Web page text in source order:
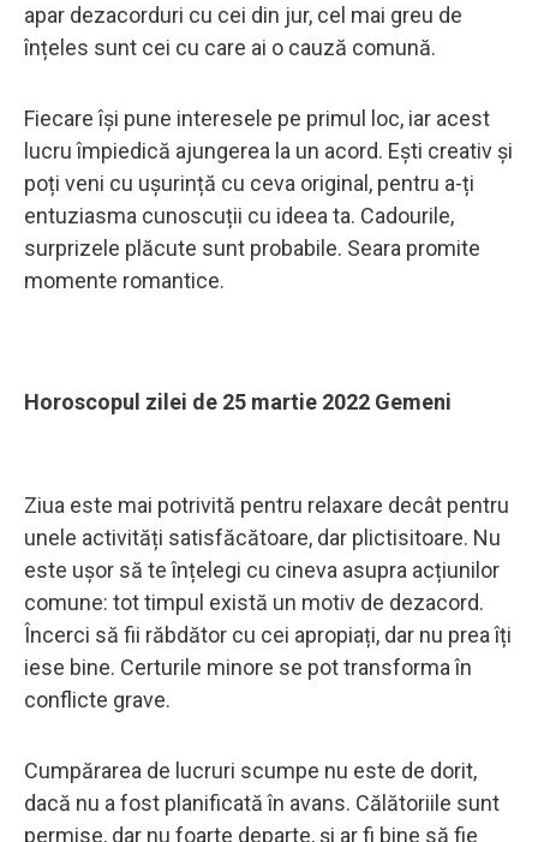
apar dezacorduri cu cei din jur, cel mai greu de
înțeles sunt cei cu care ai o cauză comună.
Fiecare își pune interesele pe primul loc, iar acest
lucru împiedică ajungerea la un acord. Ești creativ și
poți veni cu ușurință cu ceva original, pentru a-ți
entuziasma cunoscuții cu ideea ta. Cadourile,
surprizele plăcute sunt probabile. Seara promite
momente romantice.
Horoscopul zilei de 25 martie 2022 Gemeni
Ziua este mai potrivită pentru relaxare decât pentru
unele activități satisfăcătoare, dar plictisitoare. Nu
este ușor să te înțelegi cu cineva asupra acțiunilor
comune: tot timpul există un motiv de dezacord.
Încerci să fii răbdător cu cei apropiați, dar nu prea îți
iese bine. Certurile minore se pot transforma în
conflicte grave.
Cumpărarea de lucruri scumpe nu este de dorit,
dacă nu a fost planificată în avans. Călătoriile sunt
permise, dar nu foarte departe, și ar fi bine să fie